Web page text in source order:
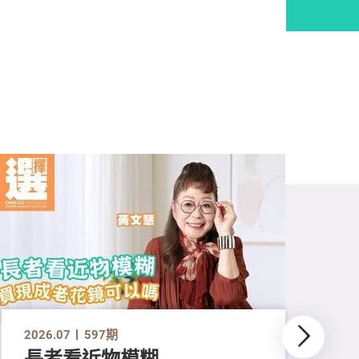
2026.07 597期